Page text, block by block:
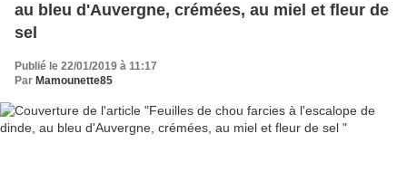
au bleu d'Auvergne, crémées, au miel et fleur de
sel
Publié le 22/01/2019 à 11:17
Par Mamounette85